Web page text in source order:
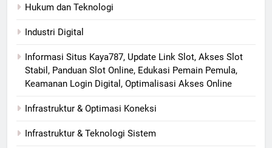
Hukum dan Teknologi
Industri Digital
Informasi Situs Kaya787, Update Link Slot, Akses Slot
Stabil, Panduan Slot Online, Edukasi Pemain Pemula,
Keamanan Login Digital, Optimalisasi Akses Online
Infrastruktur & Optimasi Koneksi
Infrastruktur & Teknologi Sistem